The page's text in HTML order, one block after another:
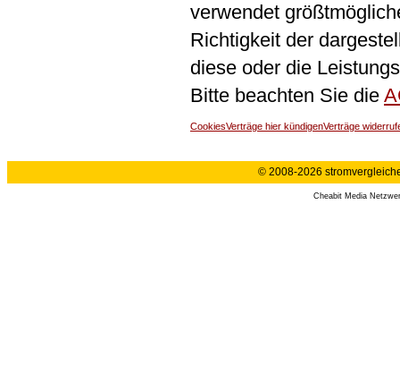
verwendet
Richtigkeit der
diese oder die
Bitte beachten Sie die
CookiesVerträge hier kündigenVerträge
© 2008-2026
Cheabit Media